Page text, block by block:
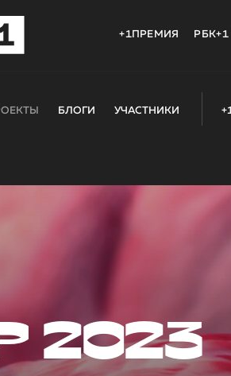
+1ПРЕМИЯ РБК+1
БЛОГИ УЧАСТНИКИ
2023